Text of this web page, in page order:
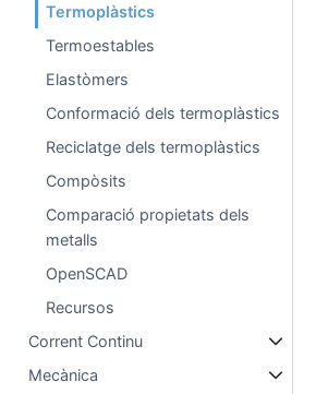
Termoplàstics
Termoestables
Elastòmers
Conformació dels termoplàstics
Reciclatge dels termoplàstics
Compòsits
Comparació propietats dels
metalls
OpenSCAD
Recursos
Corrent Continu
Mecànica